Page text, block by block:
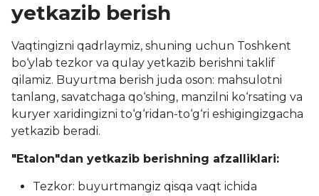
yetkazib berish
Vaqtingizni qadrlaymiz, shuning uchun Toshkent
bo‘ylab tezkor va qulay yetkazib berishni taklif
qilamiz. Buyurtma berish juda oson: mahsulotni
tanlang, savatchaga qo‘shing, manzilni ko‘rsating va
kuryer xaridingizni to‘g‘ridan-to‘g‘ri eshigingizgacha
yetkazib beradi.
"Etalon"dan yetkazib berishning afzalliklari:
Tezkor: buyurtmangiz qisqa vaqt ichida